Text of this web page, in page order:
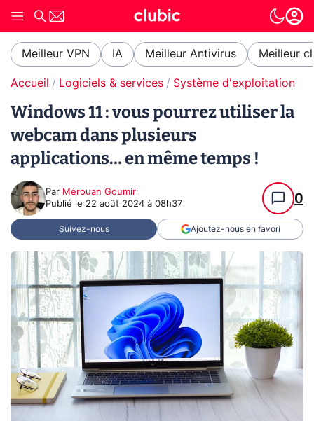
Meilleur VPN IA Meilleur Antivirus Meilleur
Accueil Logiciels & services Système d'exploitation
Windows 11 : vous pourrez utiliser la
webcam dans plusieurs
applications… en même temps !
Par Mérouan Goumiri
Publié le 22 août 2024 à 08h37 0
Suivez-nous Ajoutez-nous en favori